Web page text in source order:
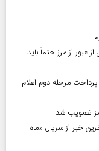
۱۰ توصیه‌ای که قبل از عبور از مرز حتماً باید
دولت؛ زمان پرداخت مرحله دوم اعلام
تصویب شد
در سالجاری/ آخرین خبر از سریال «ماه